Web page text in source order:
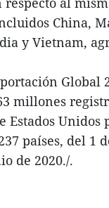
China,
y Vietnam,
Global
millones
Estados Unidos
países, del 1
de 2020./.